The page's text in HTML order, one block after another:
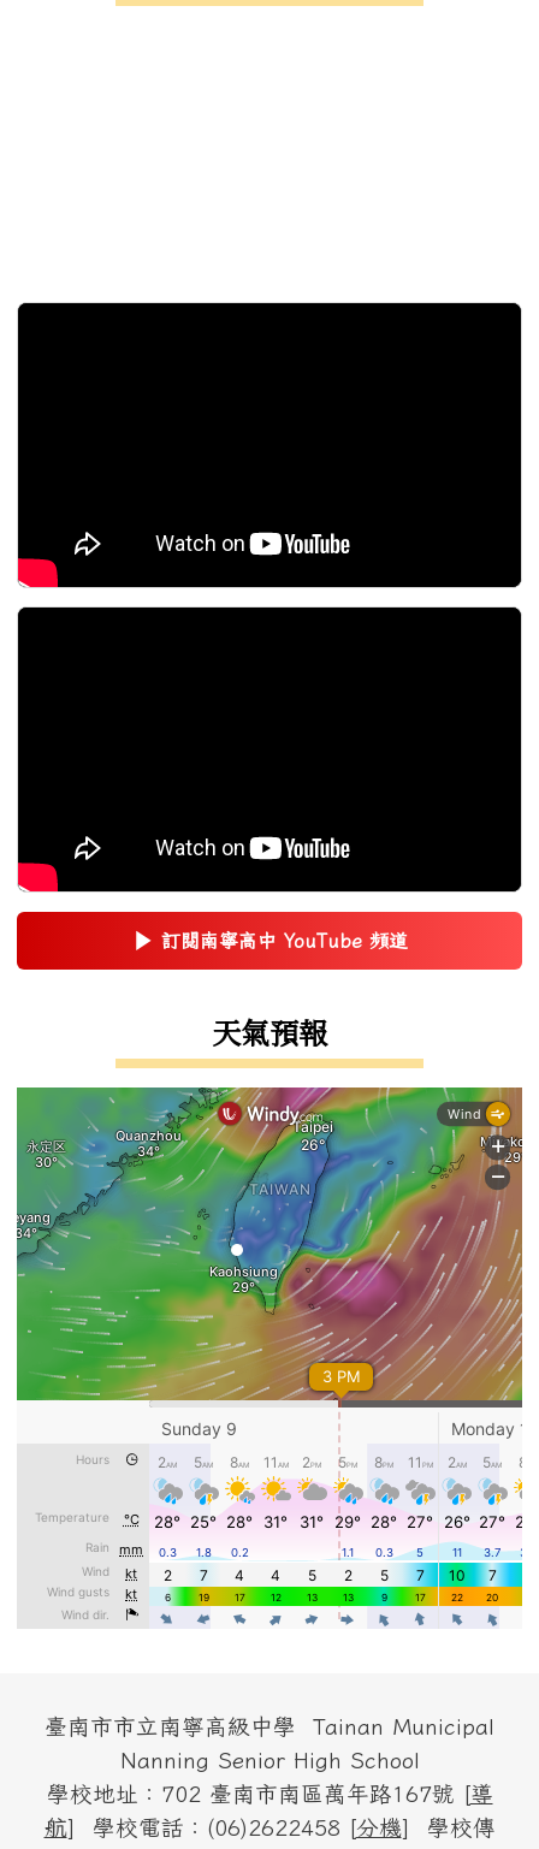
▶ 訂閱南寧高中 YouTube 頻道
(另開新視窗)
天氣預報
頁尾區域內容
臺南市市立南寧高級中學 Tainan Municipal
Nanning Senior High School
學校地址：702 臺南市南區萬年路167號 [導
航] 學校電話：(06)2622458 [分機] 學校傳